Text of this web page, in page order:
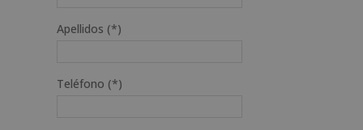
Apellidos (*)
Teléfono (*)